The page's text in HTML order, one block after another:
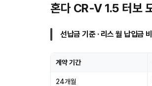
혼다 CR-V 1.5 터보
선납금 기준 · 리스 월 납입금
계약 기간
24개월